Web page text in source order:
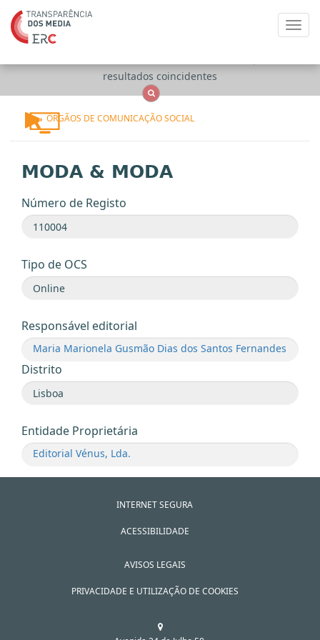
resultados coincidentes
ÓRGÃOS DE COMUNICAÇÃO SOCIAL
MODA & MODA
Número de Registo
Tipo de OCS
Responsável editorial
Maria Marionela Gusmão Dias dos Santos Fernandes
Distrito
Entidade Proprietária
Editorial Vénus, Lda.
INTERNET SEGURA
ACESSIBILIDADE
AVISOS LEGAIS
PRIVACIDADE E UTILIZAÇÃO DE COOKIES